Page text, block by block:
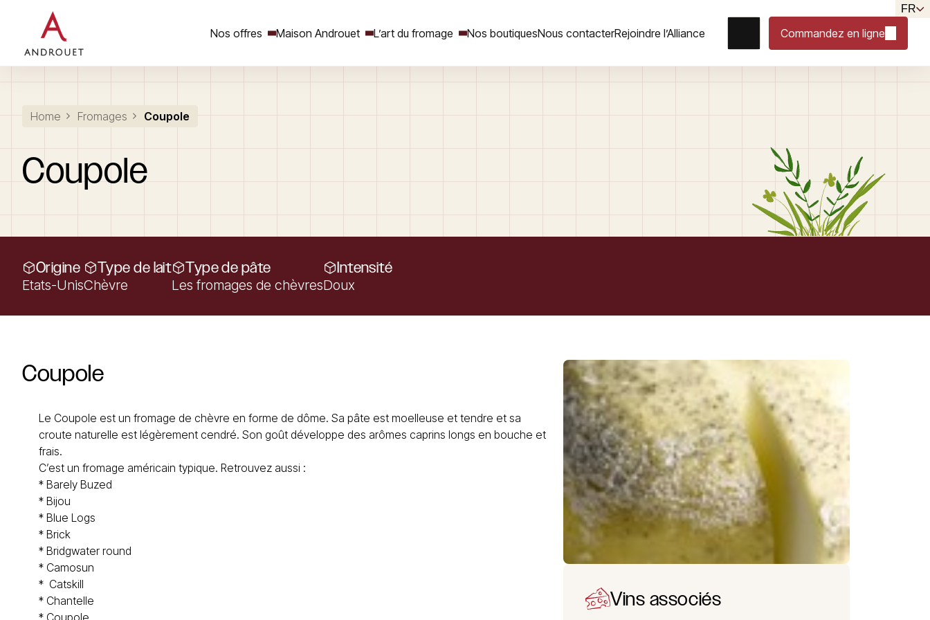
Nos offres Maison Androuet L’art du fromage Nos boutiquesNous contacterRejoindre l’Alliance Commandez en ligne
FR
Rechercher un mot clé
Home Fromages Coupole
Coupole
Origine
Etats-Unis
Type de lait
Chèvre
Type de pâte
Les fromages de chèvres
Intensité
Doux
Coupole
Le Coupole est un fromage de chèvre en forme de dôme. Sa pâte est moelleuse et tendre et sa
croute naturelle est légèrement cendré. Son goût développe des arômes caprins longs en bouche et
frais.
C’est un fromage américain typique. Retrouvez aussi :
* Barely Buzed
* Bijou
* Blue Logs
* Brick
* Bridgwater round
* Camosun
* Catskill
* Chantelle
* Coupole
Vins associés